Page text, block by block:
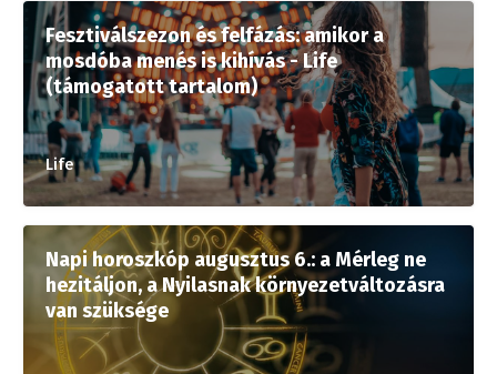
Fesztiválszezon és felfázás: amikor a
mosdóba menés is kihívás - Life
(támogatott tartalom)
Life
Napi horoszkóp augusztus 6.: a Mérleg ne
hezitáljon, a Nyilasnak környezetváltozásra
van szüksége